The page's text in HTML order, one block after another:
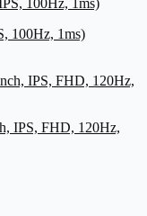
100Hz, 1ms)
IPS, FHD, 120Hz,